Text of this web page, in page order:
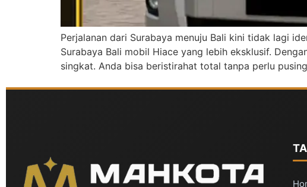
Perjalanan dari Surabaya menuju Bali kini tidak lagi
Surabaya Bali mobil Hiace yang lebih eksklusif.
singkat. Anda bisa beristirahat total tanpa perlu